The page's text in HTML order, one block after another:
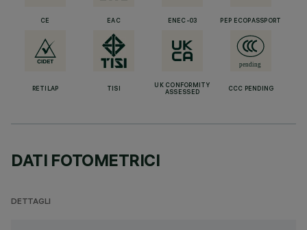
CE EAC ENEC-03 PEP ECOPASSPORT
RETILAP TISI
UK CONFORMITY
ASSESSED
CCC PENDING
DATI FOTOMETRICI
DETTAGLI